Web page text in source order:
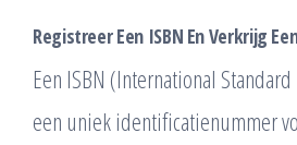
Registreer Een ISBN En Verkrijg
Een ISBN (International
een uniek identificatienummer